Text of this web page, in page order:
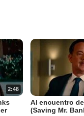
2:48
Al encuentro
(Saving Mr.